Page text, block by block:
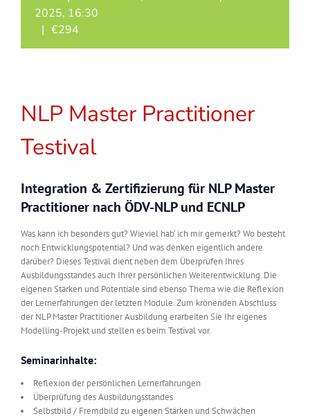
2025, 16:30
| €294
NLP Master Practitioner
Testival
Integration & Zertifizierung für NLP Master
Practitioner nach ÖDV-NLP und ECNLP
Was kann ich besonders gut? Wieviel hab‘ ich mir gemerkt? Wo besteht
noch Entwicklungspotential? Und was denken eigentlich andere
darüber? Dieses Testival dient neben dem Überprüfen Ihres
Ausbildungsstandes auch Ihrer persönlichen Weiterentwicklung. Die
eigenen Stärken und Potentiale sind ebenso Thema wie die Reflexion
der Lernerfahrungen der letzten Module. Zum krönenden Abschluss
der NLP Master Practitioner Ausbildung erarbeiten Sie Ihr eigenes
Modelling-Projekt und stellen es beim Testival vor.
Seminarinhalte:
Reflexion der persönlichen Lernerfahrungen
Überprüfung des Ausbildungsstandes
Selbstbild / Fremdbild zu eigenen Stärken und Schwächen